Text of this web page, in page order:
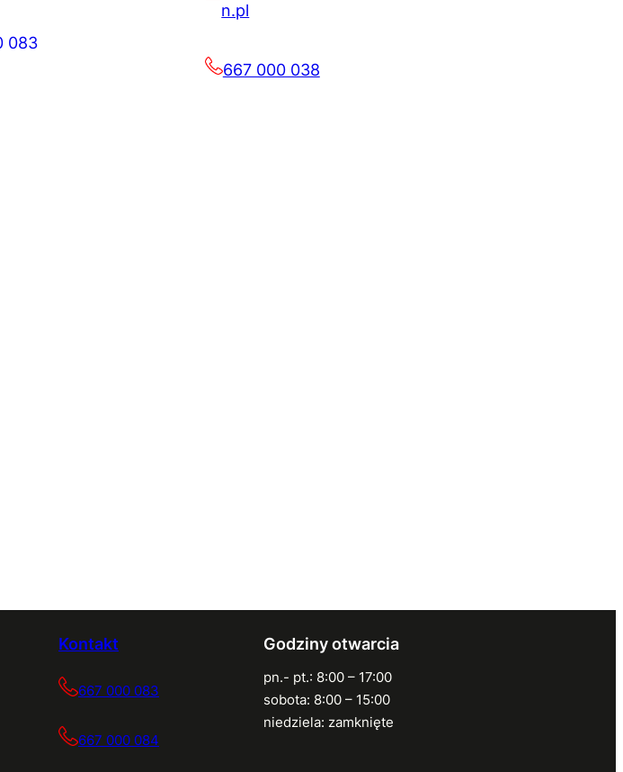
083
n.pl
667 000 038
Kontakt
667 000 083
667 000 084
Godziny otwarcia
pn.- pt.: 8:00 – 17:00
sobota: 8:00 – 15:00
niedziela: zamknięte